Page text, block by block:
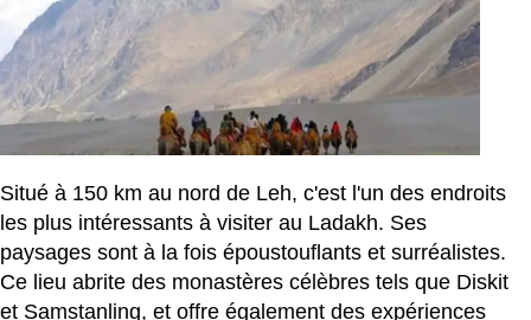
Situé à 150 km au nord de Leh, c'est l'un des endroits
les plus intéressants à visiter au Ladakh. Ses
paysages sont à la fois époustouflants et surréalistes.
Ce lieu abrite des monastères célèbres tels que Diskit
et Samstanling, et offre également des expériences